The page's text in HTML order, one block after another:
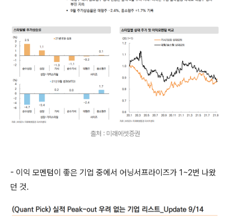
출처 : 미래에셋증권
- 이익 모멘텀이 좋은 기업 중에서 어닝서프라이즈가 1~2번 나왔
던 것.